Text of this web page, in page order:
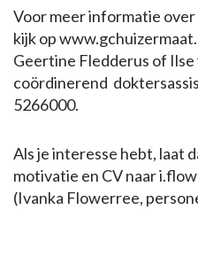
Voor meer informatie
kijk op
Geertine Fledderus of Ilse
coördinerend
5266000.
Als je interesse hebt, laat
motivatie en CV naar
(Ivanka Flowerree,